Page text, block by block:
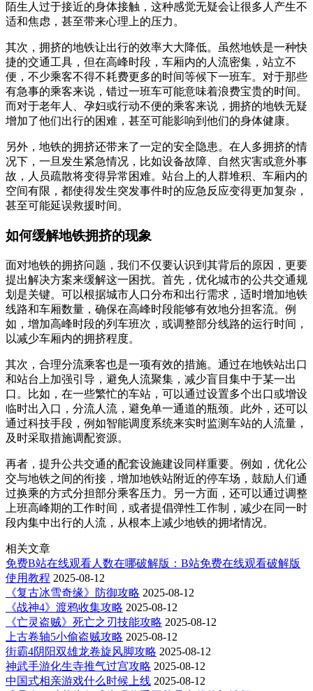
陌生人过于接近的身体接触，这种感觉无疑会让很多人产生不
适和焦虑，甚至带来心理上的压力。
其次，拥挤的地铁让出行的效率大大降低。虽然地铁是一种快
捷的交通工具，但在高峰时段，车厢内的人流密集，站立不
便，不少乘客不得不耗费更多的时间等候下一班车。对于那些
有急事的乘客来说，错过一班车可能意味着浪费宝贵的时间。
而对于老年人、孕妇或行动不便的乘客来说，拥挤的地铁无疑
增加了他们出行的困难，甚至可能影响到他们的身体健康。
另外，地铁的拥挤还带来了一定的安全隐患。在人多拥挤的情
况下，一旦发生紧急情况，比如设备故障、自然灾害或意外事
故，人员疏散将变得异常困难。站台上的人群堆积、车厢内的
空间有限，都使得发生突发事件时的应急反应变得更加复杂，
甚至可能延误救援时间。
如何缓解地铁拥挤的现象
面对地铁的拥挤问题，我们不仅要认识到其背后的原因，更要
提出解决方案来缓解这一困扰。首先，优化城市的公共交通规
划是关键。可以根据城市人口分布和出行需求，适时增加地铁
线路和车厢数量，确保在高峰时段能够有效地分担客流。例
如，增加高峰时段的列车班次，或调整部分线路的运行时间，
以减少车厢内的拥挤程度。
其次，合理分流乘客也是一项有效的措施。通过在地铁站出口
和站台上加强引导，避免人流聚集，减少盲目集中于某一出
口。比如，在一些繁忙的车站，可以通过设置多个出口或增设
临时出入口，分流人流，避免单一通道的瓶颈。此外，还可以
通过科技手段，例如智能调度系统来实时监测车站的人流量，
及时采取措施调配资源。
再者，提升公共交通的配套设施建设同样重要。例如，优化公
交与地铁之间的衔接，增加地铁站附近的停车场，鼓励人们通
过换乘的方式分担部分乘客压力。另一方面，还可以通过调整
上班高峰期的工作时间，或者提倡弹性工作制，减少在同一时
段内集中出行的人流，从根本上减少地铁的拥堵情况。
相关文章
免费B站在线观看人数在哪破解版：B站免费在线观看破解版
使用教程 2025-08-12
《复古冰雪奇缘》防御攻略 2025-08-12
《战神4》渡鸦收集攻略 2025-08-12
《亡灵盗贼》死亡之刃技能攻略 2025-08-12
上古卷轴5小偷盗贼攻略 2025-08-12
街霸4阴阳双雄龙卷旋风脚攻略 2025-08-12
神武手游化生寺推气过宫攻略 2025-08-12
中国式相亲游戏什么时候上线 2025-08-12